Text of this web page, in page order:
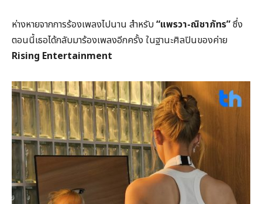
ห่างหายจากการร้องเพลงไปนาน สำหรับ“แพรวา-ณิชาภัทร”ซึ่ง
ตอนนี้เธอได้กลับมาร้องเพลงอีกครั้ง ในฐานะศิลปินของค่าย
Rising Entertainment